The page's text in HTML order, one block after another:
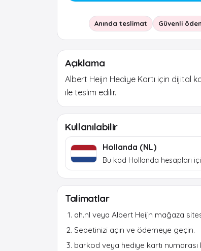
Anında teslimat Güvenli
Açıklama
Albert Heijn Hediye Kartı için dijital
ile teslim edilir.
Kullanılabilir
Hollanda (NL)
Bu kod Hollanda hesapları
Talimatlar
ah.nl veya Albert Heijn mağaza
Sepetinizi açın ve ödemeye geçin.
barkod veya hediye kartı